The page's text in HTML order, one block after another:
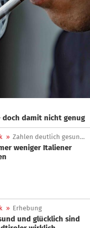
doch damit nicht genug
» Zahlen deutlich gesunken
» Erhebung
und glücklich sind